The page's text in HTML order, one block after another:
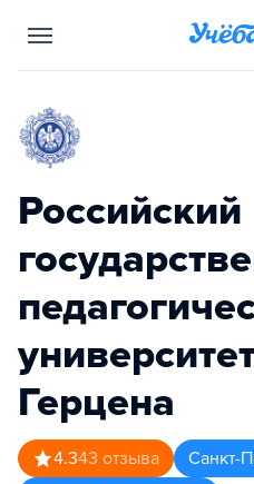
Российский
Герцена
4.343 отзыва
Санкт-